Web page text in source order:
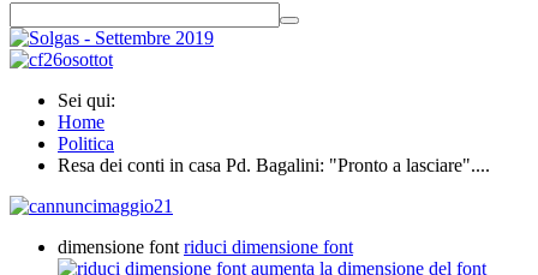
Sei qui:
Home
Politica
Resa dei conti in casa Pd. Bagalini: "Pronto a lasciare"....
dimensione font riduci dimensione font
aumenta la dimensione del font